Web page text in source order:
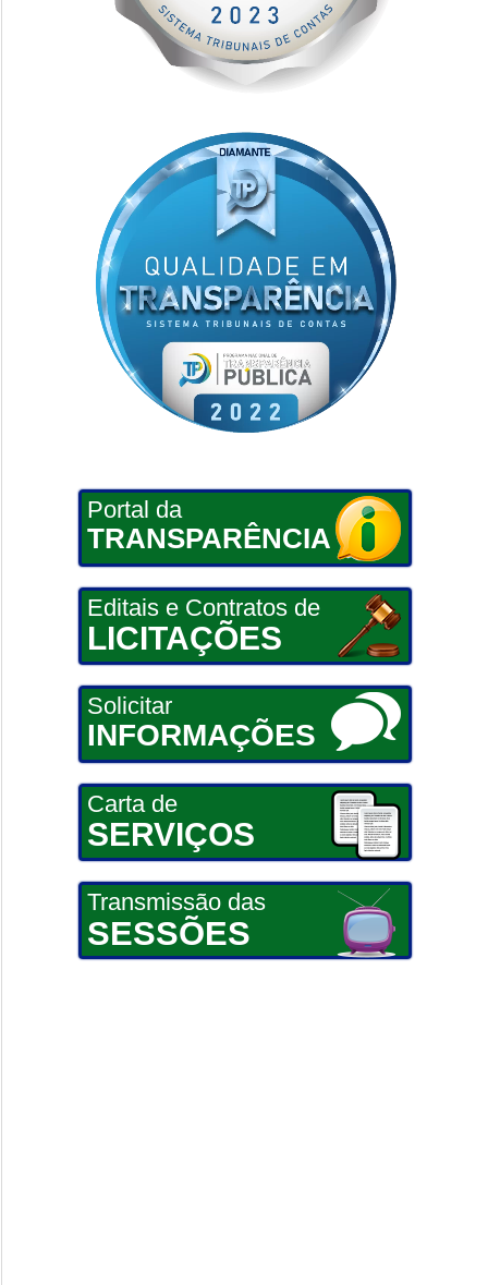
Portal da
TRANSPARÊNCIA
Editais e Contratos de
LICITAÇÕES
Solicitar
INFORMAÇÕES
Carta de
SERVIÇOS
Transmissão das
SESSÕES